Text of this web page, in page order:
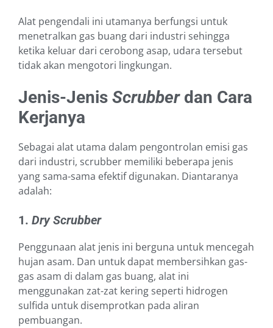
Alat pengendali ini utamanya berfungsi untuk
menetralkan gas buang dari industri sehingga
ketika keluar dari cerobong asap, udara tersebut
tidak akan mengotori lingkungan.
Jenis-Jenis Scrubberdan Cara
Kerjanya
Sebagai alat utama dalam pengontrolan emisi gas
dari industri, scrubber memiliki beberapa jenis
yang sama-sama efektif digunakan. Diantaranya
adalah:
1. Dry Scrubber
Penggunaan alat jenis ini berguna untuk mencegah
hujan asam. Dan untuk dapat membersihkan gas-
gas asam di dalam gas buang, alat ini
menggunakan zat-zat kering seperti hidrogen
sulfida untuk disemprotkan pada aliran
pembuangan.